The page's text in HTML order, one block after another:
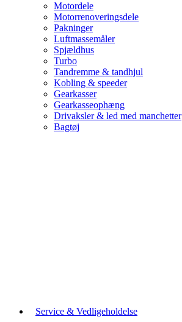
Motordele
Motorrenoveringsdele
Pakninger
Luftmassemåler
Spjældhus
Turbo
Tandremme & tandhjul
Kobling & speeder
Gearkasser
Gearkasseophæng
Drivaksler & led med manchetter
Bagtøj
Service & Vedligeholdelse